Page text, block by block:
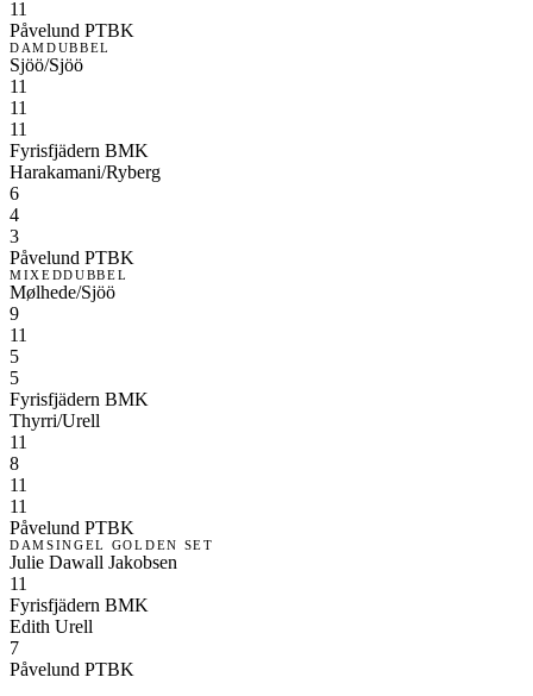
11
Påvelund PTBK
DAMDUBBEL
Sjöö/Sjöö
11
11
11
Fyrisfjädern BMK
Harakamani/Ryberg
6
4
3
Påvelund PTBK
MIXEDDUBBEL
Mølhede/Sjöö
9
11
5
5
Fyrisfjädern BMK
Thyrri/Urell
11
8
11
11
Påvelund PTBK
DAMSINGEL GOLDEN SET
Julie Dawall Jakobsen
11
Fyrisfjädern BMK
Edith Urell
7
Påvelund PTBK